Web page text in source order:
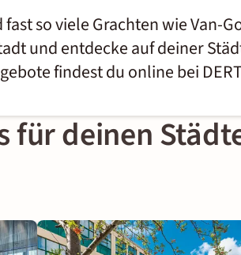
so viele Grachten wie
und entdecke auf deiner
findest du online bei
für deinen